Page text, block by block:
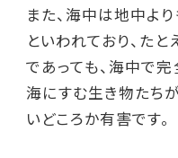
また、海中は地中よ
といわれており、たと
であっても、海中で
海にすむ生き物たち
いどころか有害です。